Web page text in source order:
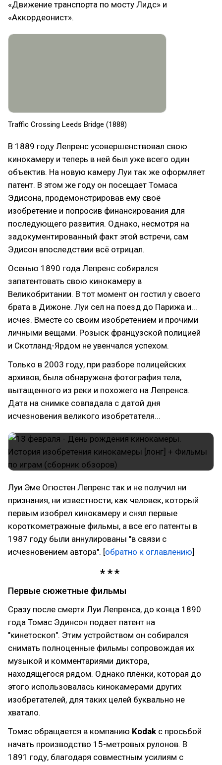
«Движение транспорта по мосту Лидс» и
«Аккордеонист».
Traffic Crossing Leeds Bridge (1888)
В 1889 году Лепренс усовершенствовал свою
кинокамеру и теперь в ней был уже всего один
объектив. На новую камеру Луи так же оформляет
патент. В этом же году он посещает Томаса
Эдисона, продемонстрировав ему своё
изобретение и попросив финансирования для
последующего развития. Однако, несмотря на
задокументированный факт этой встречи, сам
Эдисон впоследствии всё отрицал.
Осенью 1890 года Лепренс собирался
запатентовать свою кинокамеру в
Великобритании. В тот момент он гостил у своего
брата в Дижоне. Луи сел на поезд до Парижа и...
исчез. Вместе со своим изобретением и прочими
личными вещами. Розыск французской полицией
и Скотланд-Ярдом не увенчался успехом.
Только в 2003 году, при разборе полицейских
архивов, была обнаружена фотография тела,
вытащенного из реки и похожего на Лепренса.
Дата на снимке совпадала с датой дня
исчезновения великого изобретателя...
Луи Эме Огюстен Лепренс так и не получил ни
признания, ни известности, как человек, который
первым изобрел кинокамеру и снял первые
короткометражные фильмы, а все его патенты в
1987 году были аннулированы "в связи с
исчезновением автора". [обратно к оглавлению]
Первые сюжетные фильмы
Сразу после смерти Луи Лепренса, до конца 1890
года Томас Эдинсон подает патент на
"кинетоскоп". Этим устройством он собирался
снимать полноценные фильмы сопровождая их
музыкой и комментариями диктора,
находящегося рядом. Однако плёнки, которая до
этого использовалась кинокамерами других
изобретателей, для таких целей буквально не
хватало.
Томас обращается в компанию Kodak с просьбой
начать производство 15-метровых рулонов. В
1891 году, благодаря совместным усилиям с